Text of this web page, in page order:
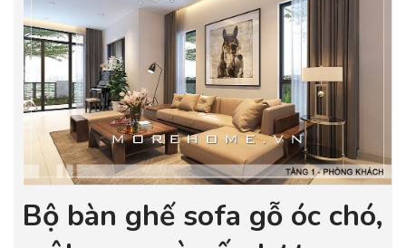
Bộ bàn ghế sofa gỗ óc chó,